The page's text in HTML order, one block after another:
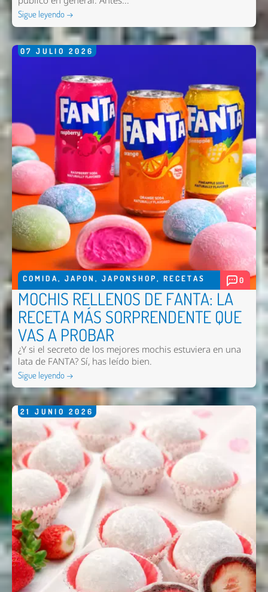
Sigue leyendo →
07 JULIO 2026
COMIDA, JAPON , JAPONSHOP, RECETAS 0
MOCHIS RELLENOS DE FANTA: LA
RECETA MÁS SORPRENDENTE QUE
VAS A PROBAR
¿Y si el secreto de los mejores mochis estuviera en una
lata de FANTA? Sí, has leído bien.
Sigue leyendo →
21 JUNIO 2026